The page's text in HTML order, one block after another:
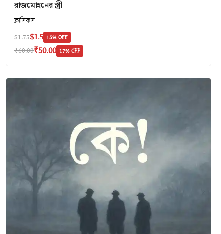
রাজমোহনের স্ত্রী
ক্লাসিকস
$1.75$1.5 15% OFF
₹60.00₹50.00 17% OFF